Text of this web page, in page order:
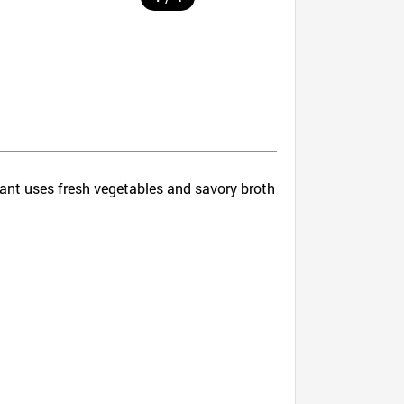
uses fresh vegetables and savory broth